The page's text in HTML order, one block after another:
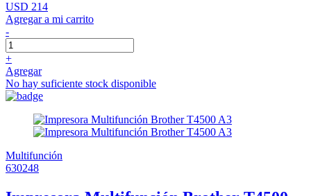
USD 214
Agregar a mi carrito
-
+
Agregar
No hay suficiente stock disponible
Multifunción
630248